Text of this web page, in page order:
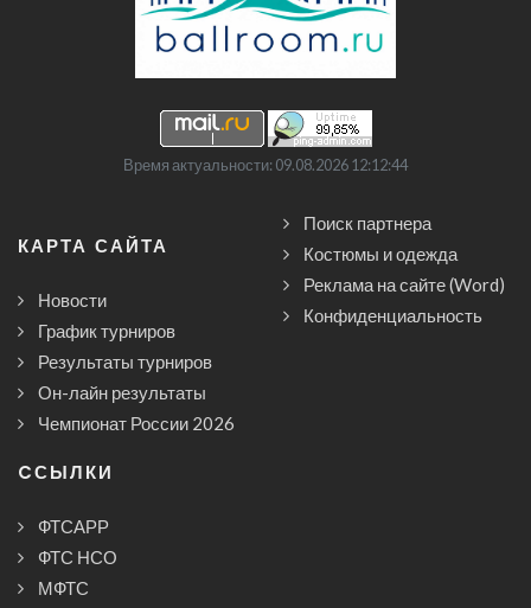
Время актуальности: 09.08.2026 12:12:44
КАРТА САЙТА
Новости
График турниров
Результаты турниров
Он-лайн результаты
Чемпионат России 2026
Поиск партнера
Костюмы и одежда
Реклама на сайте (Word)
Конфиденциальность
CСЫЛКИ
ФТСАРР
ФТС НСО
МФТС